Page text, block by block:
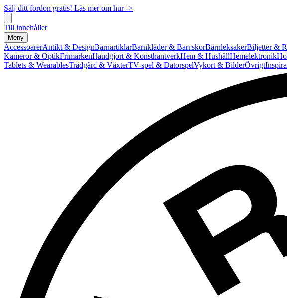
Sälj ditt fordon gratis! Läs mer om hur ->
Till innehållet
Meny
AccessoarerAntikt & DesignBarnartiklarBarnkläder & BarnskorBarnleksakerBiljetter &
Kameror & OptikFrimärkenHandgjort & KonsthantverkHem & HushållHemelektronik
Tablets & WearablesTrädgård & VäxterTV-spel & DatorspelVykort & BilderÖvrigt